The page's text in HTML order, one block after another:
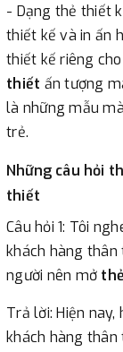
- Dạng thẻ thiết
thiết kế và in ấn
thiết kế riêng
thiết ấn tượng
là những mẫu
trẻ.
Những câu hỏi
thiết
Câu hỏi 1: Tôi
khách hàng thân
người nên mở
Trả lời: Hiện
khách hàng thân